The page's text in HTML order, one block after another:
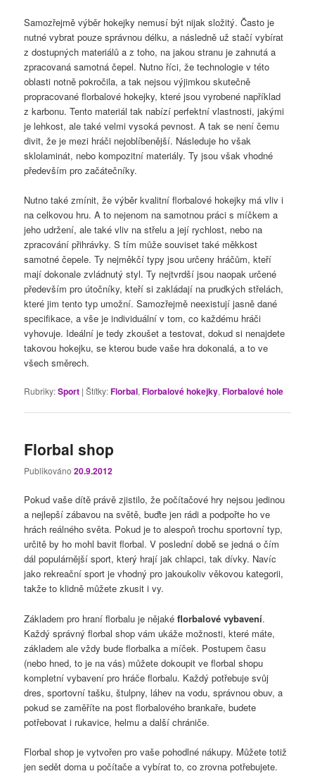
Samozřejmě výběr hokejky nemusí být nijak složitý. Často je
nutné vybrat pouze správnou délku, a následně už stačí vybírat
z dostupných materiálů a z toho, na jakou stranu je zahnutá a
zpracovaná samotná čepel. Nutno říci, že technologie v této
oblasti notně pokročila, a tak nejsou výjimkou skutečně
propracované florbalové hokejky, které jsou vyrobené například
z karbonu. Tento materiál tak nabízí perfektní vlastnosti, jakými
je lehkost, ale také velmi vysoká pevnost. A tak se není čemu
divit, že je mezi hráči nejoblíbenější. Následuje ho však
sklolaminát, nebo kompozitní materiály. Ty jsou však vhodné
především pro začátečníky.
Nutno také zmínit, že výběr kvalitní florbalové hokejky má vliv i
na celkovou hru. A to nejenom na samotnou práci s míčkem a
jeho udržení, ale také vliv na střelu a její rychlost, nebo na
zpracování přihrávky. S tím může souviset také měkkost
samotné čepele. Ty nejměkčí typy jsou určeny hráčům, kteří
mají dokonale zvládnutý styl. Ty nejtvrdší jsou naopak určené
především pro útočníky, kteří si zakládají na prudkých střelách,
které jim tento typ umožní. Samozřejmě neexistují jasně dané
specifikace, a vše je individuální v tom, co každému hráči
vyhovuje. Ideální je tedy zkoušet a testovat, dokud si nenajdete
takovou hokejku, se kterou bude vaše hra dokonalá, a to ve
všech směrech.
Rubriky:Sport |Štítky:Florbal,Florbalové hokejky,Florbalové hole
Florbal shop
Publikováno20.9.2012
Pokud vaše dítě právě zjistilo, že počítačové hry nejsou jedinou
a nejlepší zábavou na světě, buďte jen rádi a podpořte ho ve
hrách reálného světa. Pokud je to alespoň trochu sportovní typ,
určitě by ho mohl bavit florbal. V poslední době se jedná o čím
dál populárnější sport, který hrají jak chlapci, tak dívky. Navíc
jako rekreační sport je vhodný pro jakoukoliv věkovou kategorii,
takže to klidně můžete zkusit i vy.
Základem pro hraní florbalu je nějakéflorbalové vybavení.
Každý správný florbal shop vám ukáže možnosti, které máte,
základem ale vždy bude florbalka a míček. Postupem času
(nebo hned, to je na vás) můžete dokoupit ve florbal shopu
kompletní vybavení pro hráče florbalu. Každý potřebuje svůj
dres, sportovní tašku, štulpny, láhev na vodu, správnou obuv, a
pokud se zaměříte na post florbalového brankaře, budete
potřebovat i rukavice, helmu a další chrániče.
Florbal shop je vytvořen pro vaše pohodlné nákupy. Můžete totiž
jen sedět doma u počítače a vybírat to, co zrovna potřebujete.